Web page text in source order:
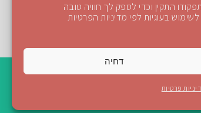
התקין וכדי לספק לך חוויה טובה
בעוגיות לפי מדיניות הפרטיות
דחיה
פרטיות
Instagram